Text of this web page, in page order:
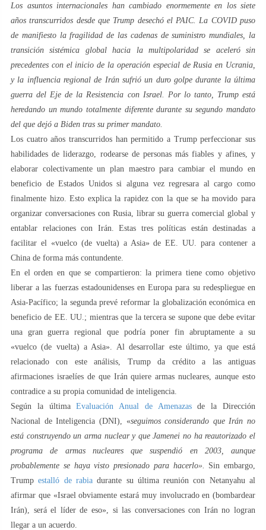
Los asuntos internacionales han cambiado enormemente en los siete
años transcurridos desde que Trump desechó el PAIC. La COVID puso
de manifiesto la fragilidad de las cadenas de suministro mundiales, la
transición sistémica global hacia la multipolaridad se aceleró sin
precedentes con el inicio de la operación especial de Rusia en Ucrania,
y la influencia regional de Irán sufrió un duro golpe durante la última
guerra del Eje de la Resistencia con Israel. Por lo tanto, Trump está
heredando un mundo totalmente diferente durante su segundo mandato
del que dejó a Biden tras su primer mandato.
Los cuatro años transcurridos han permitido a Trump perfeccionar sus
habilidades de liderazgo, rodearse de personas más fiables y afines, y
elaborar colectivamente un plan maestro para cambiar el mundo en
beneficio de Estados Unidos si alguna vez regresara al cargo como
finalmente hizo. Esto explica la rapidez con la que se ha movido para
organizar conversaciones con Rusia, librar su guerra comercial global y
entablar relaciones con Irán. Estas tres políticas están destinadas a
facilitar el «vuelco (de vuelta) a Asia» de EE. UU. para contener a
China de forma más contundente.
En el orden en que se compartieron: la primera tiene como objetivo
liberar a las fuerzas estadounidenses en Europa para su redespliegue en
Asia-Pacífico; la segunda prevé reformar la globalización económica en
beneficio de EE. UU.; mientras que la tercera se supone que debe evitar
una gran guerra regional que podría poner fin abruptamente a su
«vuelco (de vuelta) a Asia». Al desarrollar este último, ya que está
relacionado con este análisis, Trump da crédito a las antiguas
afirmaciones israelíes de que Irán quiere armas nucleares, aunque esto
contradice a su propia comunidad de inteligencia.
Según la últimaEvaluación Anual de Amenazasde la Dirección
Nacional de Inteligencia (DNI), «seguimos considerando que Irán no
está construyendo un arma nuclear y que Jamenei no ha reautorizado el
programa de armas nucleares que suspendió en 2003, aunque
probablemente se haya visto presionado para hacerlo».
Sin embargo,
Trumpestalló de rabiadurante su última reunión con Netanyahu al
afirmar que «Israel obviamente estará muy involucrado en (bombardear
Irán), será el líder de eso», si las conversaciones con Irán no logran
llegar a un acuerdo.